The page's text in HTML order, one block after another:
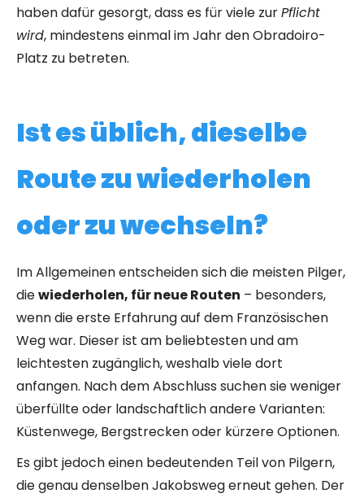
haben dafür gesorgt, dass es für viele zurPflicht
wird, mindestens einmal im Jahr den Obradoiro-
Platz zu betreten.
Ist es üblich, dieselbe
Route zu wiederholen
oder zu wechseln?
Im Allgemeinen entscheiden sich die meisten Pilger,
diewiederholen, für neue Routen – besonders,
wenn die erste Erfahrung auf dem Französischen
Weg war. Dieser ist am beliebtesten und am
leichtesten zugänglich, weshalb viele dort
anfangen. Nach dem Abschluss suchen sie weniger
überfüllte oder landschaftlich andere Varianten:
Küstenwege, Bergstrecken oder kürzere Optionen.
Es gibt jedoch einen bedeutenden Teil von Pilgern,
die genau denselben Jakobsweg erneut gehen. Der